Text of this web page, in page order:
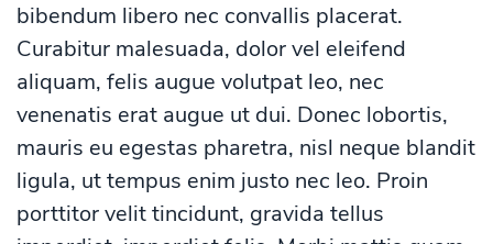
bibendum libero nec convallis placerat.
Curabitur malesuada, dolor vel eleifend
aliquam, felis augue volutpat leo, nec
venenatis erat augue ut dui. Donec lobortis,
mauris eu egestas pharetra, nisl neque blandit
ligula, ut tempus enim justo nec leo. Proin
porttitor velit tincidunt, gravida tellus